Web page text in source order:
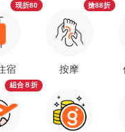
宿
現折80
組合８折
按摩
搶88折